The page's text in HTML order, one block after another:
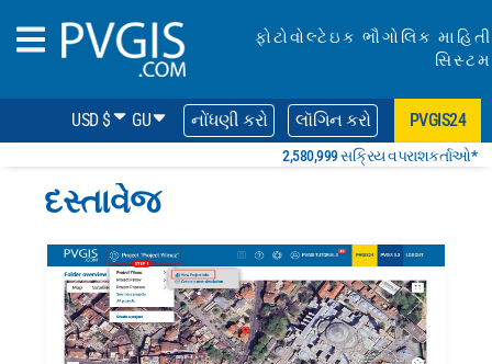
ફોટોવોલ્ટેઇક ભૌગોલિક માહિતી
સિસ્ટમ
USD $ GU નોંધણી કરો લૉગિન કરો PVGIS24
2,580,999 સક્રિય વપરાશકર્તાઓ*
દસ્તાવેજ